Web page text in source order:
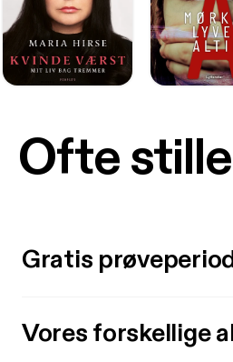
Ofte
Gratis
Vores forskellige